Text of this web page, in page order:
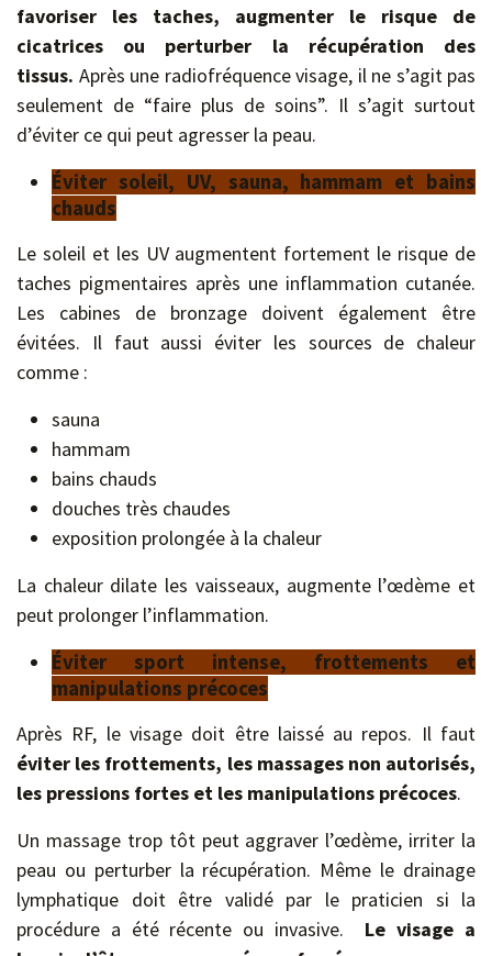
favoriser les taches, augmenter le risque de
cicatrices ou perturber la récupération des
tissus. Après une radiofréquence visage, il ne s’agit pas
seulement de “faire plus de soins”. Il s’agit surtout
d’éviter ce qui peut agresser la peau.
Éviter soleil, UV, sauna, hammam et bains
chauds
Le soleil et les UV augmentent fortement le risque de
taches pigmentaires après une inflammation cutanée.
Les cabines de bronzage doivent également être
évitées. Il faut aussi éviter les sources de chaleur
comme :
sauna
hammam
bains chauds
douches très chaudes
exposition prolongée à la chaleur
La chaleur dilate les vaisseaux, augmente l’œdème et
peut prolonger l’inflammation.
Éviter sport intense, frottements et
manipulations précoces
Après RF, le visage doit être laissé au repos. Il faut
éviter les frottements, les massages non autorisés,
les pressions fortes et les manipulations précoces.
Un massage trop tôt peut aggraver l’œdème, irriter la
peau ou perturber la récupération. Même le drainage
lymphatique doit être validé par le praticien si la
procédure a été récente ou invasive. Le visage a